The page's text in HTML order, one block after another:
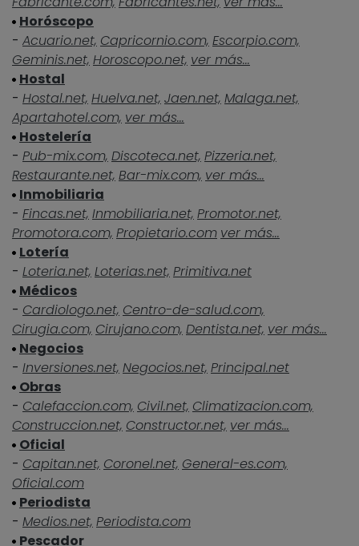
Horóscopo
- Acuario.net, Capricornio.com, Escorpio.com,
Geminis.net, Horoscopo.net, ver más...
Hostal
- Hostal.net, Huelva.net, Jaen.net, Malaga.net,
Apartahotel.com, ver más...
Hostelería
- Pub-mix.com, Discoteca.net, Pizzeria.net,
Restaurante.net, Bar-mix.com, ver más...
Inmobiliaria
- Fincas.net, Inmobiliaria.net, Promotor.net,
Promotora.com, Propietario.com ver más...
Lotería
- Loteria.net, Loterias.net, Primitiva.net
Médicos
- Cardiologo.net, Centro-de-salud.com,
Cirugia.com, Cirujano.com, Dentista.net, ver más...
Negocios
- Inversiones.net, Negocios.net, Principal.net
Obras
- Calefaccion.com, Civil.net, Climatizacion.com,
Construccion.net, Constructor.net, ver más...
Oficial
- Capitan.net, Coronel.net, General-es.com,
Oficial.com
Periodista
- Medios.net, Periodista.com
Pescador